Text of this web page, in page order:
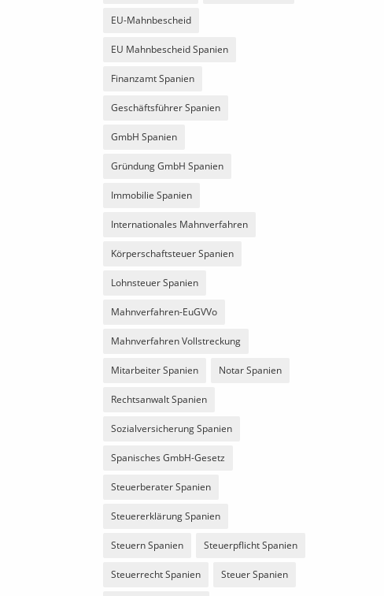
EU-Mahnbescheid
EU Mahnbescheid Spanien
Finanzamt Spanien
Geschäftsführer Spanien
GmbH Spanien
Gründung GmbH Spanien
Immobilie Spanien
Internationales Mahnverfahren
Körperschaftsteuer Spanien
Lohnsteuer Spanien
Mahnverfahren-EuGVVo
Mahnverfahren Vollstreckung
Mitarbeiter Spanien Notar Spanien
Rechtsanwalt Spanien
Sozialversicherung Spanien
Spanisches GmbH-Gesetz
Steuerberater Spanien
Steuererklärung Spanien
Steuern Spanien Steuerpflicht Spanien
Steuerrecht Spanien Steuer Spanien